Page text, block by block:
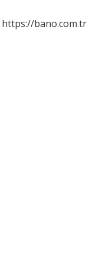
https://bano.com.tr